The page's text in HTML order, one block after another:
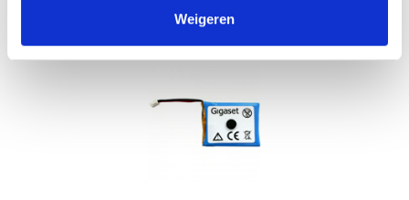
Weigeren